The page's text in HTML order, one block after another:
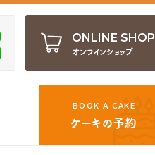
ONLINE SHOP
オンラインショップ
BOOK A CAKE
ケーキの予約